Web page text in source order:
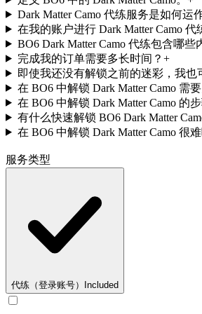
Dark Matter Camo 代练服务是如何运
在我的账户进行 Dark Matter Camo
BO6 Dark Matter Camo 代练包含哪些
完成我的订单需要多长时间？ +
即使我还没有解锁之前的迷彩，我也
在 BO6 中解锁 Dark Matter Camo 需
在 BO6 中解锁 Dark Matter Camo 的
有什么快速解锁 BO6 Dark Matter
在 BO6 中解锁 Dark Matter Camo 很
服务类型
代练（登录账号） Included